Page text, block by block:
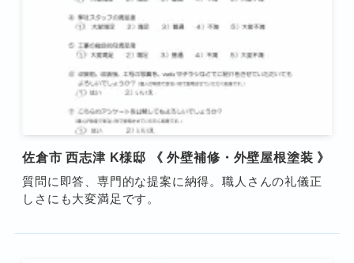
佐倉市 西志津 K様邸 《 外壁補修・外壁屋根塗装 》
質問に即答、専門的な提案に納得。職人さんの礼儀正
しさにも大変満足です。